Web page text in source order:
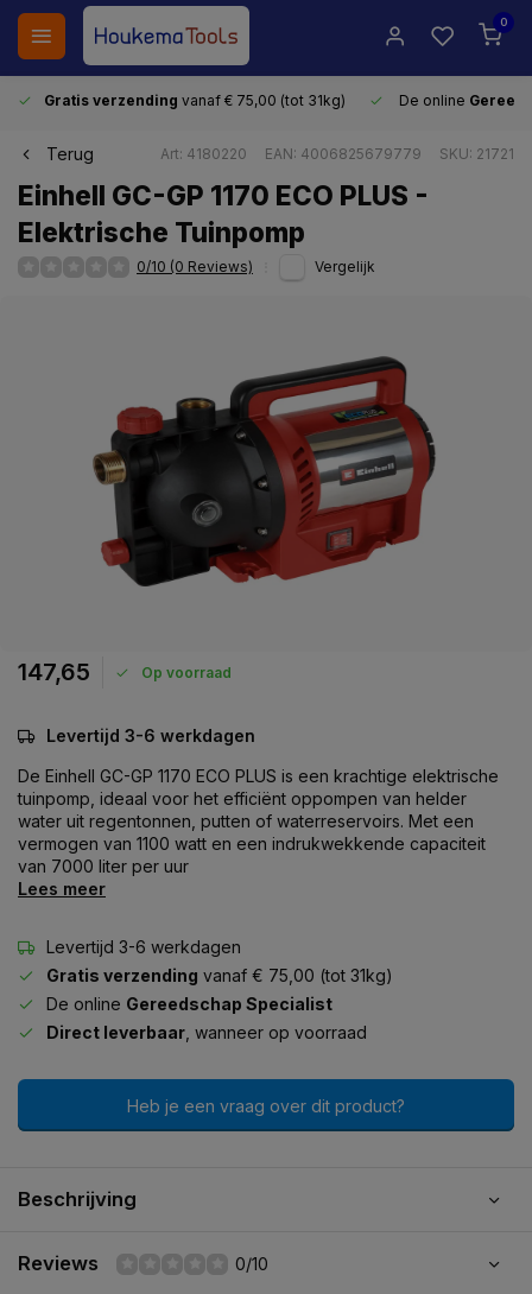
0
Gratis verzending vanaf € 75,00 (tot 31kg) De online
Terug Art: 4180220 EAN: 4006825679779 SKU: 21721
Einhell GC-GP 1170 ECO PLUS -
Elektrische Tuinpomp
0/10 (0 Reviews) Vergelijk
147,65 Op voorraad
Levertijd 3-6 werkdagen
De Einhell GC-GP 1170 ECO PLUS is een krachtige elektrische
tuinpomp, ideaal voor het efficiënt oppompen van helder
water uit regentonnen, putten of waterreservoirs. Met een
vermogen van 1100 watt en een indrukwekkende capaciteit
van 7000 liter per uur
Lees meer
Levertijd 3-6 werkdagen
Gratis verzending vanaf € 75,00 (tot 31kg)
De online Gereedschap Specialist
Direct leverbaar , wanneer op voorraad
Heb je een vraag over dit product?
Beschrijving
Reviews 0/10